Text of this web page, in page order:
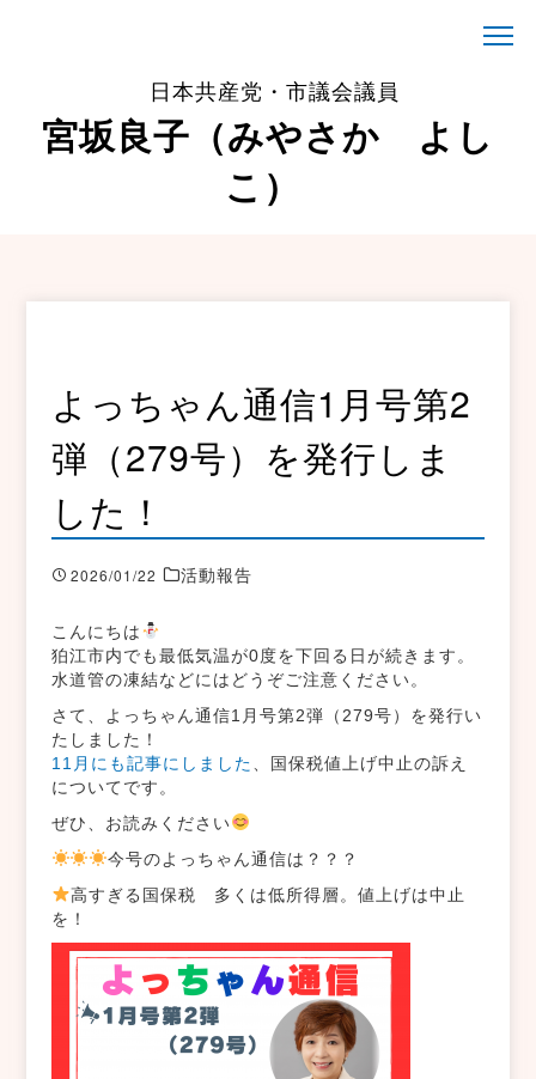
日本共産党・市議会議員
宮坂良子（みやさか よし
こ）
よっちゃん通信1月号第2
弾（279号）を発行しま
した！
2026/01/22 活動報告
こんにちは
狛江市内でも最低気温が0度を下回る日が続きます。
水道管の凍結などにはどうぞご注意ください。
さて、
よっちゃん通信1月号第2弾（279号）を発行い
たしました！
11月にも記事にしました 、国保税値上げ中止の訴え
についてです。
ぜひ、お読みください
今号のよっちゃん通信は？？？
高すぎる国保税 多くは低所得層。値上げは中止
を！